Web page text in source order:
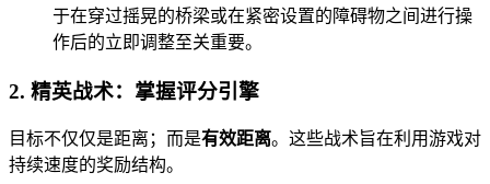
于在穿过摇晃的桥梁或在紧密设置的障碍物之间进行操
作后的立即调整至关重要。
2. 精英战术：掌握评分引擎
目标不仅仅是距离；而是有效距离。这些战术旨在利用游戏对
持续速度的奖励结构。